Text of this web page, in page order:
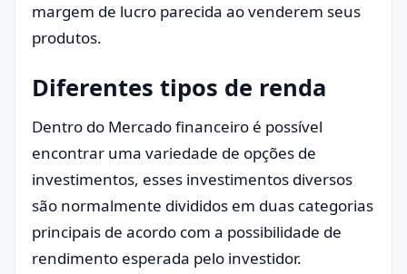
margem de lucro parecida ao venderem seus
produtos.
Diferentes tipos de renda
Dentro do Mercado financeiro é possível
encontrar uma variedade de opções de
investimentos, esses investimentos diversos
são normalmente divididos em duas categorias
principais de acordo com a possibilidade de
rendimento esperada pelo investidor.